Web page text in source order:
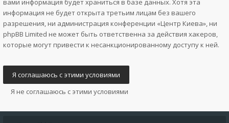
вами информация будет храниться в базе данных. Хотя эта
информация не будет открыта третьим лицам без вашего
разрешения, ни администрация конференции «Центр Киева», ни
phpBB Limited не может быть ответственна за действия хакеров,
которые могут привести к несанкционированному доступу к ней.